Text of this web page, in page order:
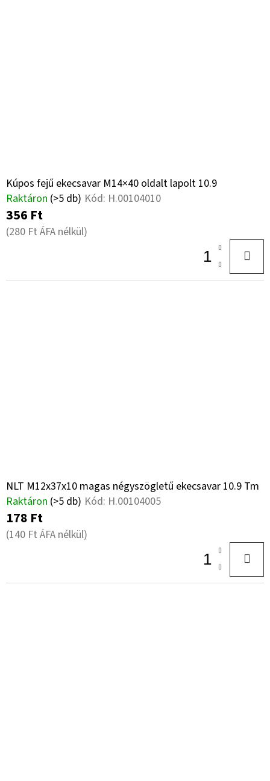
Kúpos fejű ekecsavar M14×40 oldalt lapolt 10.9
Raktáron (>5 db) Kód: H.00104010
356 Ft
(280 Ft ÁFA nélkül)
NLT M12x37x10 magas négyszögletű ekecsavar 10.9 Tm
Raktáron (>5 db) Kód: H.00104005
178 Ft
(140 Ft ÁFA nélkül)